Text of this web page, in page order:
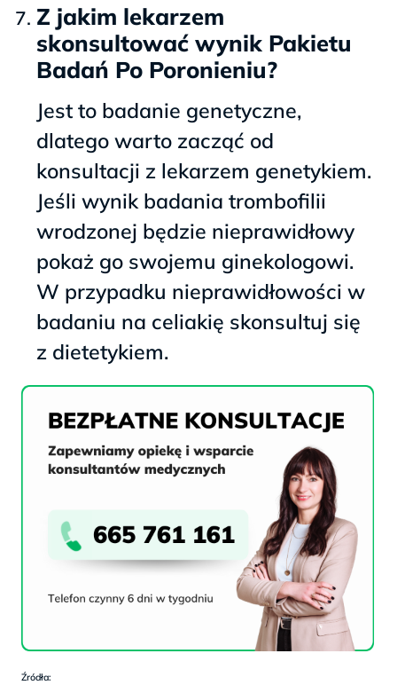
Z jakim lekarzem
skonsultować wynik Pakietu
Badań Po Poronieniu?
Jest to badanie genetyczne,
dlatego warto zacząć od
konsultacji z lekarzem genetykiem.
Jeśli wynik badania trombofilii
wrodzonej będzie nieprawidłowy
pokaż go swojemu ginekologowi.
W przypadku nieprawidłowości w
badaniu na celiakię skonsultuj się
z dietetykiem.
Źródła: